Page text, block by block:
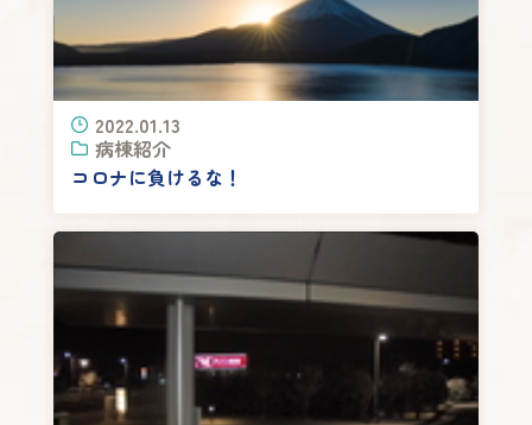
2022.01.13
病棟紹介
コロナに負けるな！